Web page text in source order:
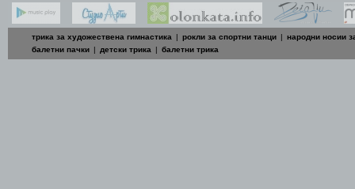
трика за художествена гимнастика | рокли за спортни танци | народни носии
балетни пачки | детски трика | балетни трика